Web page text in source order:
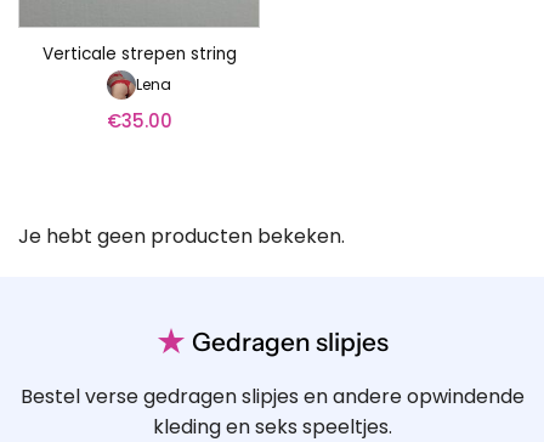
Verticale strepen string
Lena
€35.00
Je hebt geen producten bekeken.
★ Gedragen slipjes
Bestel verse gedragen slipjes en andere opwindende
kleding en seks speeltjes.